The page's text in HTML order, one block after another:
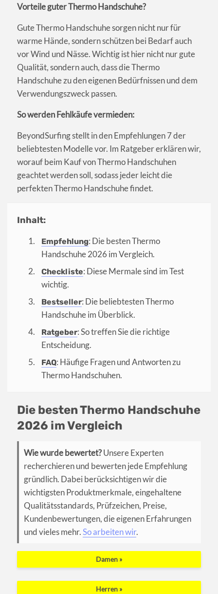
Vorteile guter Thermo Handschuhe?
Gute Thermo Handschuhe sorgen nicht nur für
warme Hände, sondern schützen bei Bedarf auch
vor Wind und Nässe. Wichtig ist hier nicht nur gute
Qualität, sondern auch, dass die Thermo
Handschuhe zu den eigenen Bedürfnissen und dem
Verwendungszweck passen.
So werden Fehlkäufe vermieden:
BeyondSurfing stellt in den Empfehlungen 7 der
beliebtesten Modelle vor. Im Ratgeber erklären wir,
worauf beim Kauf von Thermo Handschuhen
geachtet werden soll, sodass jeder leicht die
perfekten Thermo Handschuhe findet.
Inhalt:
Empfehlung: Die besten Thermo
Handschuhe 2026 im Vergleich.
Checkliste: Diese Mermale sind im Test
wichtig.
Bestseller: Die beliebtesten Thermo
Handschuhe im Überblick.
Ratgeber: So treffen Sie die richtige
Entscheidung.
FAQ: Häufige Fragen und Antworten zu
Thermo Handschuhen.
Die besten Thermo Handschuhe
2026 im Vergleich
Wie wurde bewertet?Unsere Experten
recherchieren und bewerten jede Empfehlung
gründlich. Dabei berücksichtigen wir die
wichtigsten Produktmerkmale, eingehaltene
Qualitätsstandards, Prüfzeichen, Preise,
Kundenbewertungen, die eigenen Erfahrungen
und vieles mehr.So arbeiten wir.
Damen »
Herren »